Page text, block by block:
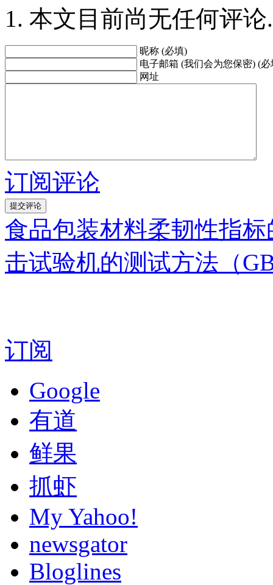
本文目前尚无任何评论.
昵称 (必填)
电子邮箱 (我们会为您保密) (必
网址
订阅评论
食品包装材料柔韧性指
击试验机的测试方法（
订阅
Google
有道
鲜果
抓虾
My Yahoo!
newsgator
Bloglines